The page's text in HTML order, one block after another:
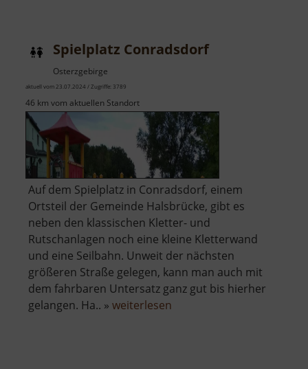
Spielplatz Conradsdorf
Osterzgebirge
aktuell vom 23.07.2024 / Zugriffe: 3789
46 km vom aktuellen Standort
Auf dem Spielplatz in Conradsdorf, einem
Ortsteil der Gemeinde Halsbrücke, gibt es
neben den klassischen Kletter- und
Rutschanlagen noch eine kleine Kletterwand
und eine Seilbahn. Unweit der nächsten
größeren Straße gelegen, kann man auch mit
dem fahrbaren Untersatz ganz gut bis hierher
gelangen. Ha.. » weiterlesen